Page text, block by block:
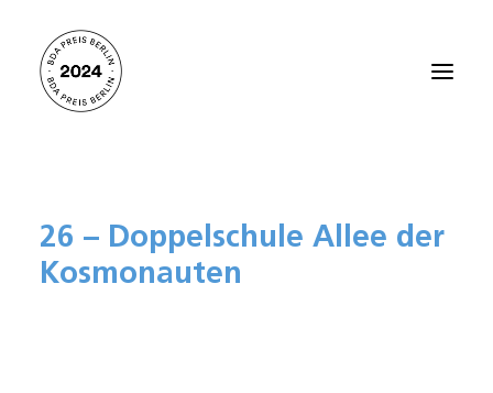
Alle Projekte 2024
Preisträger:innen 2021
26 – Doppelschule Allee der
Kosmonauten